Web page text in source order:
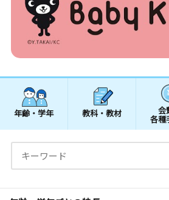
年齢・学年 教科・教材 会
各種